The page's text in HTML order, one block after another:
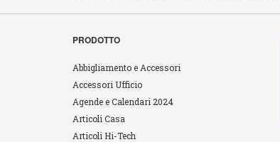
PRODOTTO
Abbigliamento e Accessori
Accessori Ufficio
Agende e Calendari 2024
Articoli Casa
Articoli Hi-Tech